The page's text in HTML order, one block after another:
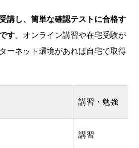
講し、簡単な確認テストに合格す
す。オンライン講習や在宅受験が
ーネット環境があれば自宅で取得
講習・勉強
講習